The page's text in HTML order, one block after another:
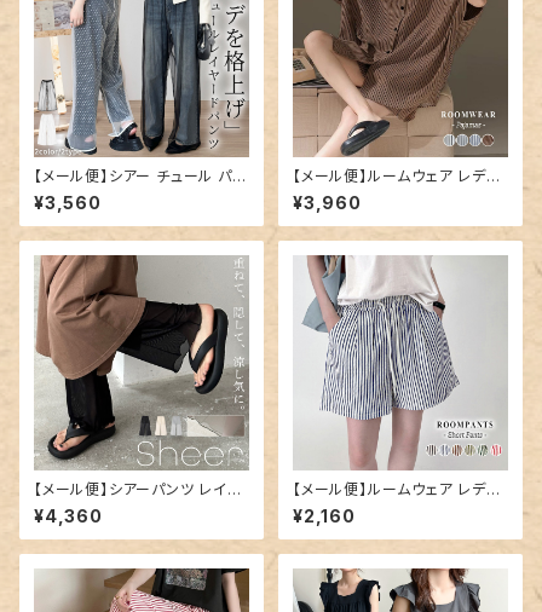
【メール便】シアー チュール パン
ツ レディース ワイド レイヤード
パンツ／pants708
¥3,560
【メール便】ルームウェア レディ
ース ビッグシルエット セットアッ
プ 半袖／roomwear299
¥3,960
【メール便】シアーパンツ レイヤ
ード レディース レギンス ワイド
ペチコート／pants707
¥4,360
【メール便】ルームウェア レディ
ース ショートパンツ パンツ スト
ライプ／roomwear289
¥2,160